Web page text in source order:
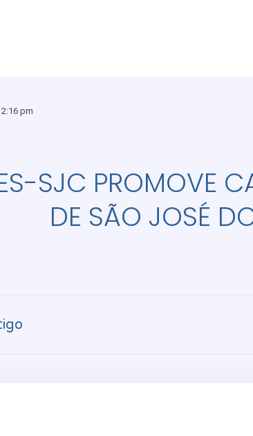
2:16 pm
SJC PROMOVE
DE SÃO JOSÉ